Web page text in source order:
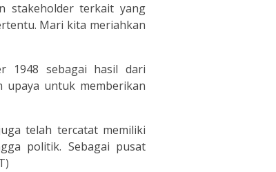
stakeholder terkait yang
Mari kita meriahkan
1948 sebagai hasil dari
upaya untuk memberikan
telah tercatat memiliki
politik. Sebagai pusat